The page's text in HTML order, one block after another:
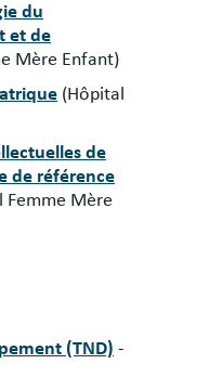
du
et de
Mère Enfant)
(Hôpital
de
de référence
Femme Mère
(TND) -